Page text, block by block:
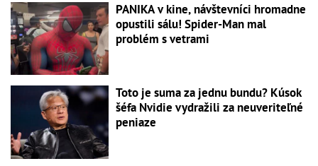
PANIKA v kine, návštevníci hromadne
opustili sálu! Spider-Man mal
problém s vetrami
Toto je suma za jednu bundu? Kúsok
šéfa Nvidie vydražili za neuveriteľné
peniaze